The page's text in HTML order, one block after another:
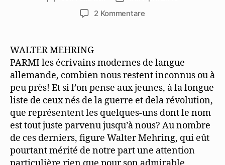
2 Kommentarezu
Mehring
vor
WALTER MEHRING
PARMI les écrivains modernes de langue
allemande, combien nous restent inconnus ou à
peu près! Et si l’on pense aux jeunes, à la longue
liste de ceux nés de la guerre et dela révolution,
que représentent les quelques-uns dont le nom
est tout juste parvenu jusqu’à nous? Au nombre
de ces derniers, figure Walter Mehring, qui eût
pourtant mérité de notre part une attention